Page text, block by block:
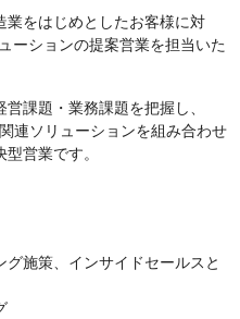
業をはじめとしたお客様に対
ーションの提案営業を担当いた
課題・業務課題を把握し、
連ソリューションを組み合わせ
営業です。
グ施策、インサイドセールスと